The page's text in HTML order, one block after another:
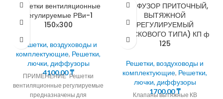
Решетки вентиляционные
регулируемые РВи-1
150х300
Решетки, воздуховоды и
комплектующие, Решетки,
лючки, диффузоры
4100,00₸
ПРИМЕНЕНИЕ Решетки
вентиляционные регулируемые
предназначены для
ДИФФУЗОР ПРИТОЧНЫЙ,
ВЫТЯЖНОЙ
РЕГУЛИРУЕМЫЙ
(ДИСКОВОГО ТИПА) КП ф
125
Решетки, воздуховоды и
комплектующие, Решетки,
лючки, диффузоры
1700,00₸
Клапаны вытяжные КВ